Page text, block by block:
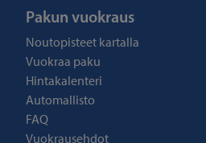
Pakun vuokraus
Noutopisteet kartalla
Vuokraa paku
Hintakalenteri
Automallisto
FAQ
Vuokrausehdot